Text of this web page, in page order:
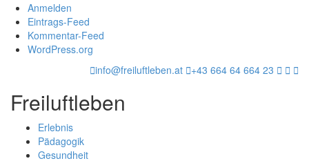
Anmelden
Eintrags-Feed
Kommentar-Feed
WordPress.org
info@freiluftleben.at
+43 664 64 664 23
Freiluftleben
Erlebnis
Pädagogik
Gesundheit